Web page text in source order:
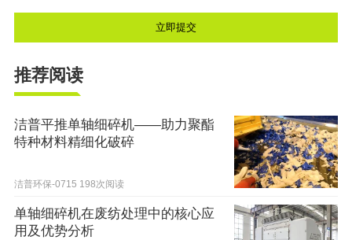
推荐阅读
洁普平推单轴细碎机——助力聚酯
特种材料精细化破碎
洁普环保-0715 198次阅读
单轴细碎机在废纺处理中的核心应
用及优势分析